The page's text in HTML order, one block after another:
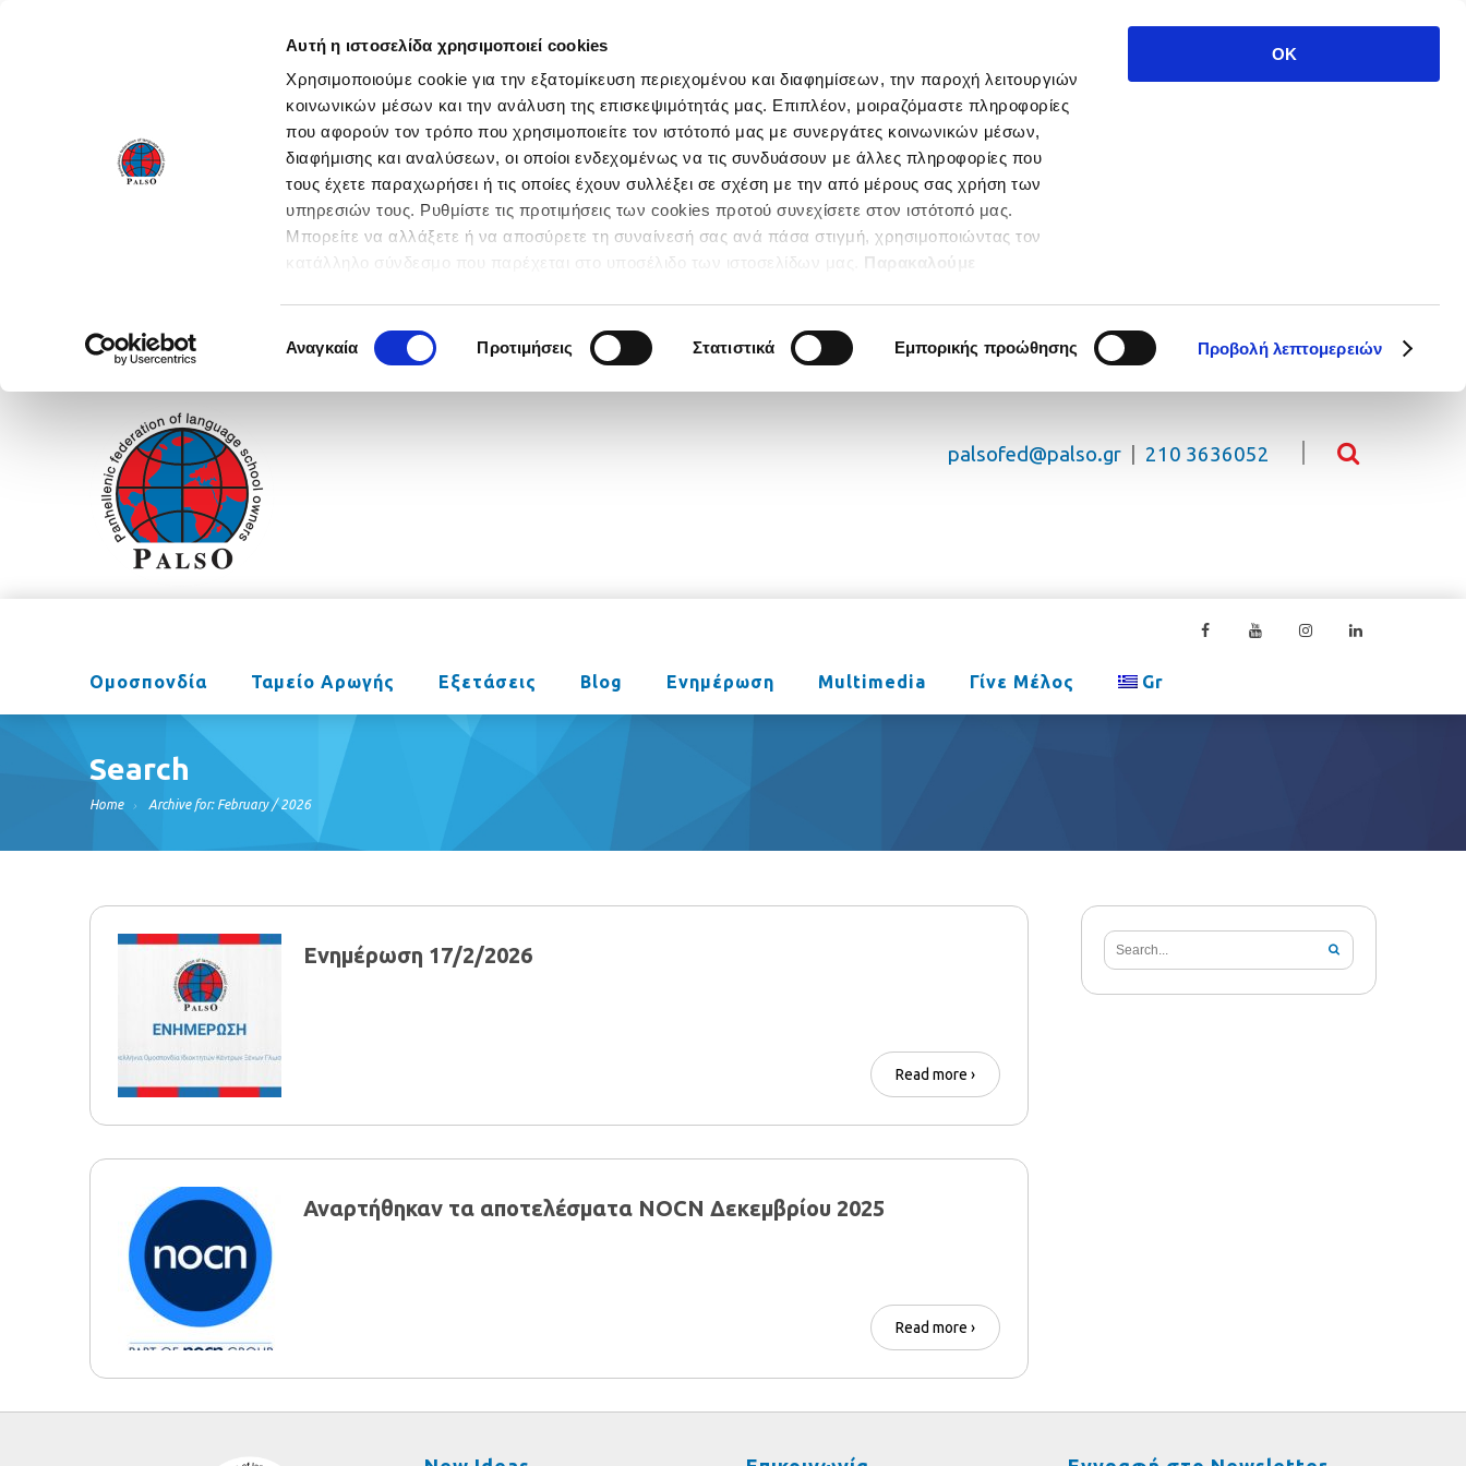
Αυτή η ιστοσελίδα χρησιμοποιεί cookies
Χρησιμοποιούμε cookie για την εξατομίκευση περιεχομένου και διαφημίσεων, την παροχή λειτουργιών
κοινωνικών μέσων και την ανάλυση της επισκεψιμότητάς μας. Επιπλέον, μοιραζόμαστε πληροφορίες
που αφορούν τον τρόπο που χρησιμοποιείτε τον ιστότοπό μας με συνεργάτες κοινωνικών μέσων,
διαφήμισης και αναλύσεων, οι οποίοι ενδεχομένως να τις συνδυάσουν με άλλες πληροφορίες που
τους έχετε παραχωρήσει ή τις οποίες έχουν συλλέξει σε σχέση με την από μέρους σας χρήση των
υπηρεσιών τους. Ρυθμίστε τις προτιμήσεις των cookies προτού συνεχίσετε στον ιστότοπό μας.
Μπορείτε να αλλάξετε ή να αποσύρετε τη συναίνεσή σας ανά πάσα στιγμή, χρησιμοποιώντας τον
κατάλληλο σύνδεσμο που παρέχεται στο υποσέλιδο των ιστοσελίδων μας. Παρακαλούμε
συγκατάθεσης
Αναγκαία Προτιμήσεις Στατιστικά Εμπορικής προώθησης Προβολή λεπτομερειών
OK
palsofed@palso.gr 210 3636052
Ομοσπονδία Ταμείο Αρωγής Εξετάσεις Blog Ενημέρωση Multimedia Γίνε Μέλος Gr
Search
Home Archive for: February / 2026
Ενημέρωση 17/2/2026
Read more ›
Αναρτήθηκαν τα αποτελέσματα NOCN Δεκεμβρίου 2025
Read more ›